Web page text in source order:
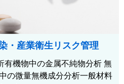
・産業衛生リスク管理
有機物中の金属不純物分析 無
の微量無機成分分析一般材料